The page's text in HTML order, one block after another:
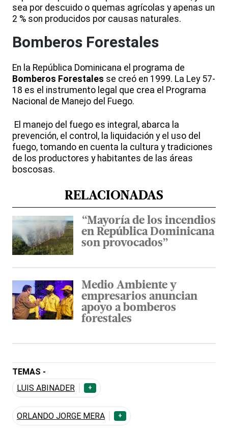
sea por descuido o quemas agrícolas y apenas un
2 % son producidos por causas naturales.
Bomberos Forestales
En la República Dominicana el programa de
Bomberos Forestales se creó en 1999. La Ley 57-
18 es el instrumento legal que crea el Programa
Nacional de Manejo del Fuego.
El manejo del fuego es integral, abarca la
prevención, el control, la liquidación y el uso del
fuego, tomando en cuenta la cultura y tradiciones
de los productores y habitantes de las áreas
boscosas.
RELACIONADAS
“Mayoría de los incendios
en República Dominicana
son provocados”
Medio Ambiente y
empresarios anuncian
apoyo a bomberos
forestales
TEMAS -
LUIS ABINADER
+
ORLANDO JORGE MERA +